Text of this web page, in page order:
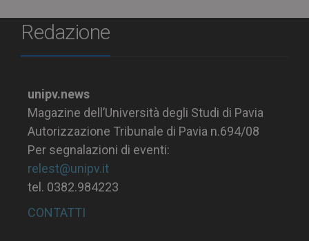
Redazione
unipv.news
Magazine dell’Università degli Studi di Pavia
Autorizzazione Tribunale di Pavia n.694/08
Per segnalazioni di eventi:
relest@unipv.it
tel. 0382.984223
CONTATTI